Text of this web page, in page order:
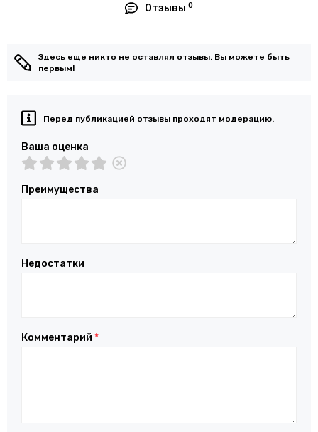
Отзывы0
Здесь еще никто не оставлял отзывы. Вы можете быть
первым!
Перед публикацией отзывы проходят модерацию.
Ваша оценка
Преимущества
Недостатки
Комментарий *